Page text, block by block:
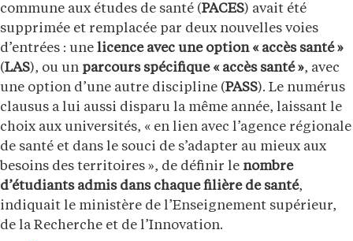
commune aux études de santé (PACES) avait été
supprimée et remplacée par deux nouvelles voies
d’entrées : une licence avec une option « accès santé »
(LAS), ou un parcours spécifique « accès santé », avec
une option d’une autre discipline (PASS). Le numérus
clausus a lui aussi disparu la même année, laissant le
choix aux universités, « en lien avec l’agence régionale
de santé et dans le souci de s’adapter au mieux aux
besoins des territoires », de définir le nombre
d’étudiants admis dans chaque filière de santé,
indiquait le ministère de l’Enseignement supérieur,
de la Recherche et de l’Innovation.